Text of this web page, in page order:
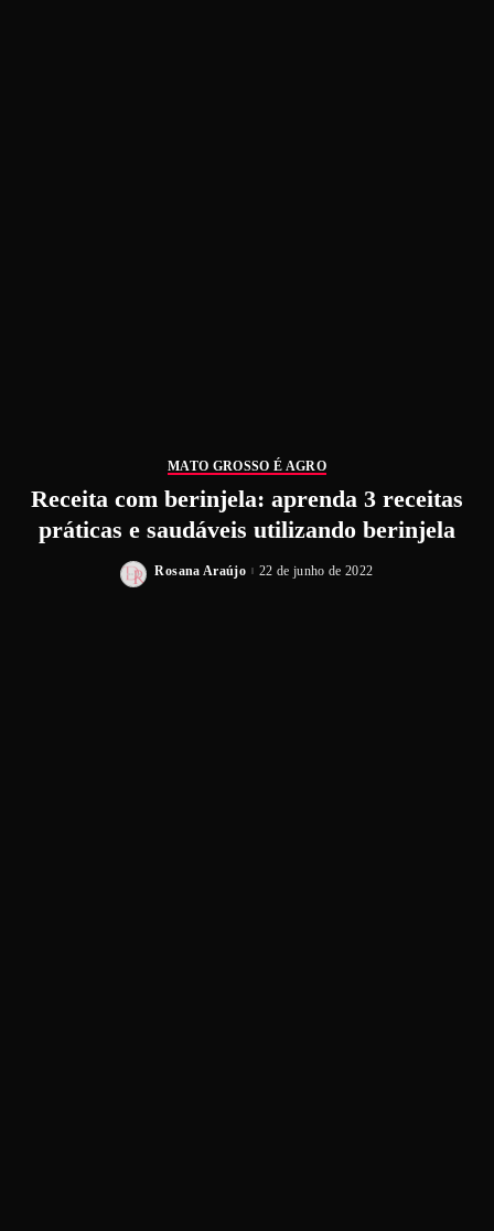
MATO GROSSO É AGRO
Receita com berinjela: aprenda 3 receitas
práticas e saudáveis utilizando berinjela
Rosana Araújo 22 de junho de 2022